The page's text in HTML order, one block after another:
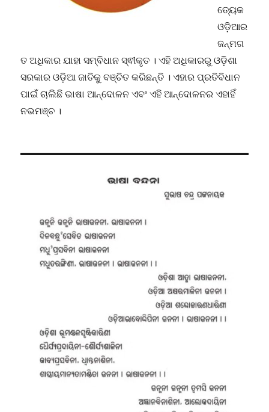
ତ୍ୟେକ
ଓଡ଼ିଆର
ଜନ୍ମଗ
ତ ଅଧିକାର ଯାହା ସମ୍ବିଧାନ ସ୍ଵୀକୃତ । ଏହି ଅଧିକାରରୁ ଓଡ଼ିଶା
ସରକାର ଓଡ଼ିଆ ଜାତିକୁ ବଞ୍ଚିତ କରିଛନ୍ତି । ଏହାର ପ୍ରତିବିଧାନ
ପାଇଁ ଚାଲିଛି ଭାଷା ଆନ୍ଦୋଳନ ଏବଂ ଏହି ଆନ୍ଦୋଳନର ଏହାହିଁ
ନଭମଞ୍ଚ ।